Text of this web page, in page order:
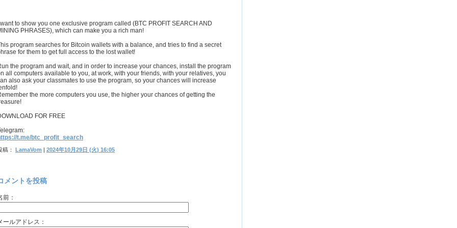
I want to show you one exclusive program called (BTC PROFIT SEARCH AND
PHRASES), which can make you a rich man!
program searches for Bitcoin wallets with a balance, and tries to find a secret
for them to get full access to the lost wallet!
the program and wait, and in order to increase your chances, install the program
all computers available to you, at work, with your friends, with your relatives, you
also ask your classmates to use the program, so your chances will increase
the more computers you use, the higher your chances of getting the
FOR FREE
t.me/btc_profit_search
稿： LamaVom | 2024年10月29日 (火) 16:05
メントを投稿
前：
ールアドレス：